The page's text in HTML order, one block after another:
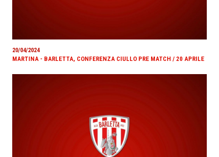
20/04/2024
MARTINA - BARLETTA, CONFERENZA CIULLO PRE MATCH / 20 APRILE